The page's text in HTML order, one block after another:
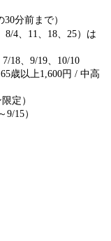
分前まで）
4、11、18、25）は
18、9/19、10/10
歳以上1,600円 / 中高
定）
9/15）